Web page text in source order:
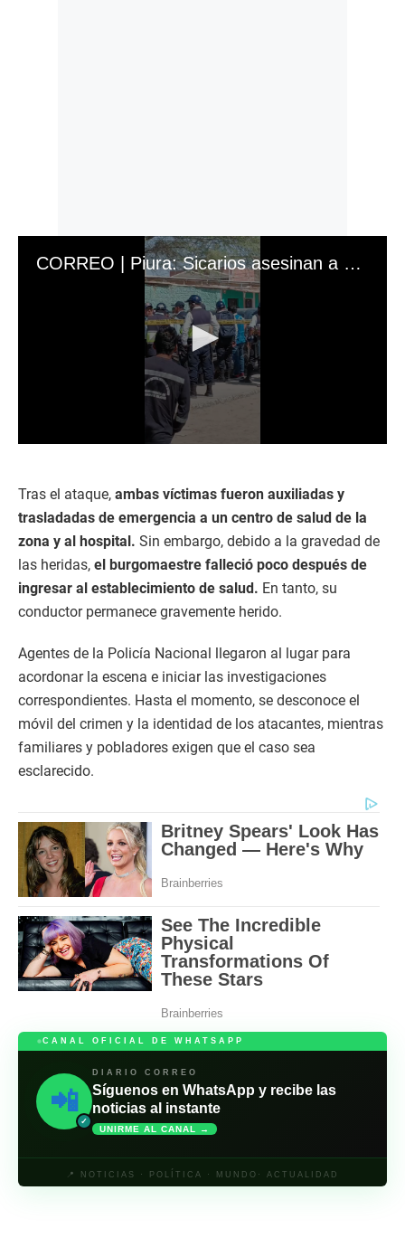
CORREO | Piura: Sicarios asesinan a alcalde de Veintiséis de Octubre
c
n
d
s
o
f
3
1
c
n
d
s
Tras el ataque, ambas víctimas fueron auxiliadas y
trasladadas de emergencia a un centro de salud de la
zona y al hospital. Sin embargo, debido a la gravedad de
las heridas, el burgomaestre falleció poco después de
ingresar al establecimiento de salud. En tanto, su
conductor permanece gravemente herido.
Agentes de la Policía Nacional llegaron al lugar para
acordonar la escena e iniciar las investigaciones
correspondientes. Hasta el momento, se desconoce el
móvil del crimen y la identidad de los atacantes, mientras
familiares y pobladores exigen que el caso sea
esclarecido.
CANAL OFICIAL DE WHATSAPP
📲
✓
DIARIO CORREO
Síguenos en WhatsApp y recibe las
noticias al instante
UNIRME AL CANAL →
📍 NOTICIAS · POLÍTICA · MUNDO· ACTUALIDAD